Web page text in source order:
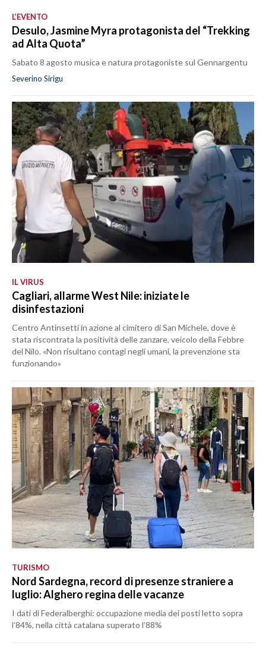
L’EVENTO
Desulo, Jasmine Myra protagonista del “Trekking
ad Alta Quota”
Sabato 8 agosto musica e natura protagoniste sul Gennargentu
Severino Sirigu
IL VIRUS
Cagliari, allarme West Nile: iniziate le
disinfestazioni
Centro Antinsetti in azione al cimitero di San Michele, dove è
stata riscontrata la positività delle zanzare, veicolo della Febbre
del Nilo. «Non risultano contagi negli umani, la prevenzione sta
funzionando»
TURISMO
Nord Sardegna, record di presenze straniere a
luglio: Alghero regina delle vacanze
I dati di Federalberghi: occupazione media dei posti letto sopra
l’84%, nella città catalana superato l’88%